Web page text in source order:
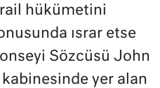
hükümetini
ısrar etse
Sözcüsü John
kabinesinde yer alan